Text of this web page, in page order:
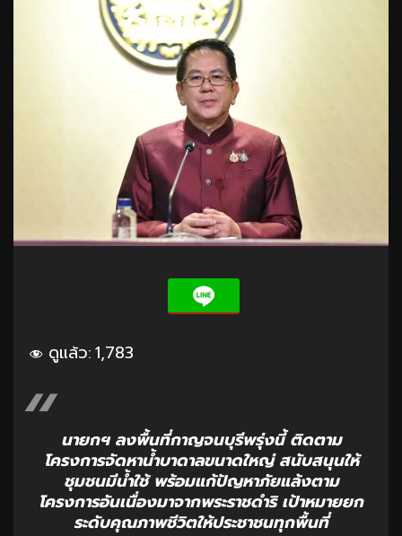
ดูแล้ว:1,783
นายกฯ ลงพื้นที่กาญจนบุรีพรุ่งนี้ ติดตาม
โครงการจัดหาน้ำบาดาลขนาดใหญ่ สนับสนุนให้
ชุมชนมีน้ำใช้ พร้อมแก้ปัญหาภัยแล้งตาม
โครงการอันเนื่องมาจากพระราชดำริ เป้าหมายยก
ระดับคุณภาพชีวิตให้ประชาชนทุกพื้นที่